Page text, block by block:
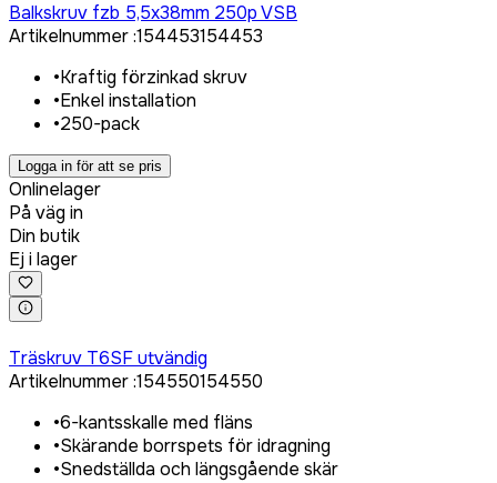
Balkskruv fzb 5,5x38mm 250p VSB
Artikelnummer:154453154453
•Kraftig förzinkad skruv
•Enkel installation
•250-pack
Logga in för att se pris
Onlinelager
På väg in
Din butik
Ej i lager
Träskruv T6SF utvändig
Artikelnummer:154550154550
•6-kantsskalle med fläns
•Skärande borrspets för idragning
•Snedställda och längsgående skär